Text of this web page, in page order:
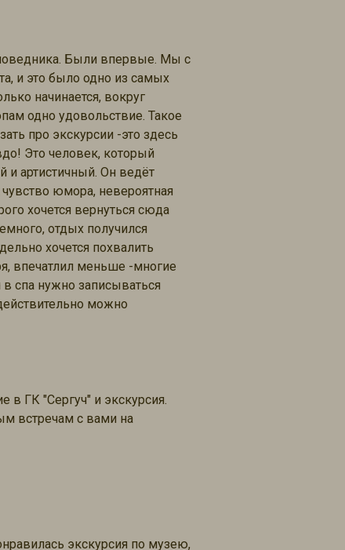
Были впервые. Мы с
и это было одно из самых
начинается, вокруг
одно удовольствие. Такое
про экскурсии -это здесь
Это человек, который
и артистичный. Он ведёт
юмора, невероятная
хочется вернуться сюда
отдых получился
хочется похвалить
впечатлил меньше -многие
спа нужно записываться
можно
в ГК "Сергуч" и экскурсия.
встречам с вами на
экскурсия по музею,